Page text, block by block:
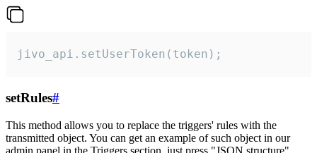
jivo_api.setUserToken(token);
setRules#
This method allows you to replace the triggers' rules with the
transmitted object. You can get an example of such object in our
admin panel in the Triggers section, just press "JSON structure"